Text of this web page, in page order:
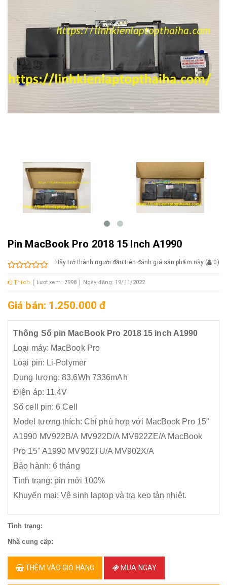
Pin MacBook Pro 2018 15 Inch A1990
Hãy trở thành người đầu tiên đánh giá sản phẩm này ( 0)
Thích Lượt xem: 7998 Ngày đăng: 19/11/2022
Giá bán: 1.250.000 đ
Thông Số pin MacBook Pro 2018 15 inch A1990
Loại máy: MacBook Pro
Loại pin: Li-Polymer
Dung lượng: 83,6Wh 7336mAh
Điện áp: 11,4V
Số cell pin: 6 Cell
Model tương thích: Chỉ phù hợp với MacBook Pro 15"
A1990 MV922B/A MV922D/A MV922ZE/A MacBook
Pro 15" A1990 MV902TU/A MV902X/A
Bảo hành: 6 tháng
Tình trạng: pin mới 100%
Khuyến mại: Vệ sinh laptop và tra keo tản nhiệt.
Tình trạng:
Nhà cung cấp:
THÊM VÀO GIỎ HÀNG MUA NGAY